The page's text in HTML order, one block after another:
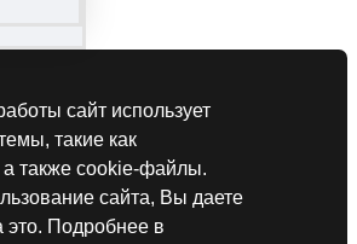
сайт использует
такие как
а также cookie-файлы.
сайта, Вы даете
это. Подробнее в